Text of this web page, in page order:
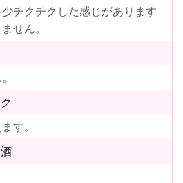
チクチクした感じがあります
せん。
す。